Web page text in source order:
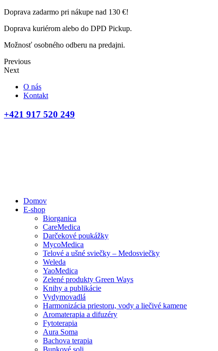
Doprava zadarmo pri nákupe nad 130 €!
Doprava kuriérom alebo do DPD Pickup.
Možnosť osobného odberu na predajni.
Previous
Next
O nás
Kontakt
+421 917 520 249
Domov
E-shop
Biorganica
CareMedica
Darčekové poukážky
MycoMedica
Telové a ušné sviečky – Medosviečky
Weleda
YaoMedica
Zelené produkty Green Ways
Knihy a publikácie
Vydymovadlá
Harmonizácia priestoru, vody a liečivé kamene
Aromaterapia a difuzéry
Fytoterapia
Aura Soma
Bachova terapia